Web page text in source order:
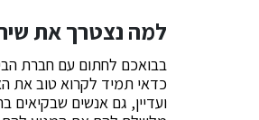
למה נצטרך את
בבואכם לחתום עם חברת
כדאי תמיד לקרוא טוב את
ועדיין, גם אנשים